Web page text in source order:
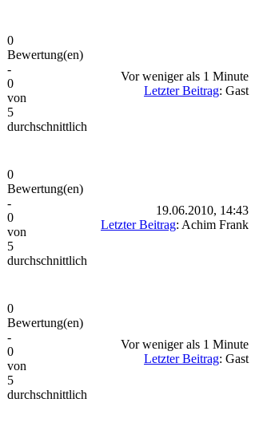
0
Bewertung(en)
-
0
von
5
durchschnittlich
Vor weniger als 1 Minute
Letzter Beitrag: Gast
0
Bewertung(en)
-
0
von
5
durchschnittlich
19.06.2010, 14:43
Letzter Beitrag: Achim Frank
0
Bewertung(en)
-
0
von
5
durchschnittlich
Vor weniger als 1 Minute
Letzter Beitrag: Gast